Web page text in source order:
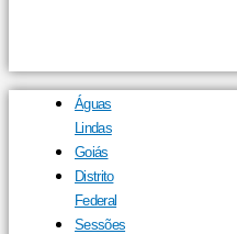
Águas
Lindas
Goiás
Distrito
Federal
Sessões